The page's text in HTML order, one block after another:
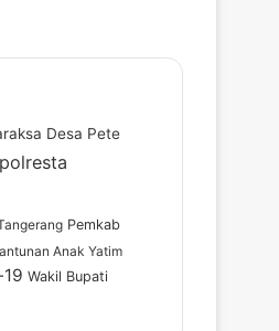
Desa Pete
Pemkab
Anak Yatim
Wakil Bupati